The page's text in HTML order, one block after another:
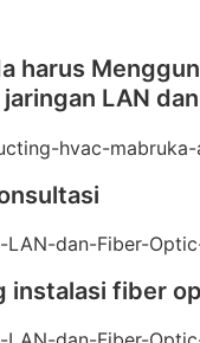
harus
LAN
instalasi fiber